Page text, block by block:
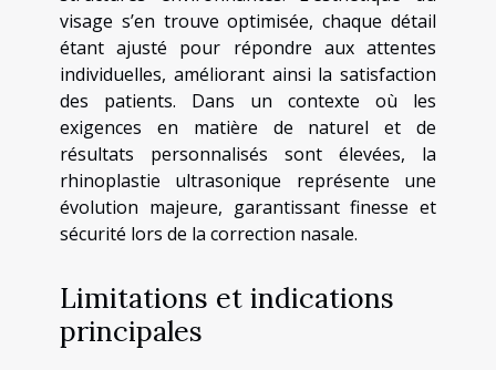
visage s’en trouve optimisée, chaque détail
étant ajusté pour répondre aux attentes
individuelles, améliorant ainsi la satisfaction
des patients. Dans un contexte où les
exigences en matière de naturel et de
résultats personnalisés sont élevées, la
rhinoplastie ultrasonique représente une
évolution majeure, garantissant finesse et
sécurité lors de la correction nasale.
Limitations et indications
principales